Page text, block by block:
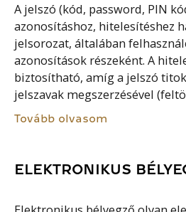
A jelszó (kód, password, PIN
azonosításhoz, hitelesítéshez
jelsorozat, általában
azonosítások részeként. A
biztosítható, amíg a jelszó
jelszavak megszerzésével
Tovább olvasom
ELEKTRONIKUS